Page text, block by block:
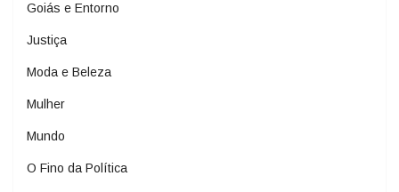
Goiás e Entorno
Justiça
Moda e Beleza
Mulher
Mundo
O Fino da Política